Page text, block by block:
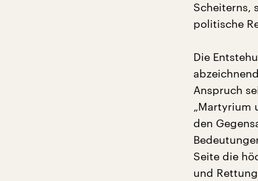
Scheiterns,
politische
Die
Anspruch
„Martyrium
den
Seite die
und